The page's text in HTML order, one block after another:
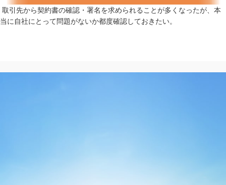
取引先から契約書の確認・署名を求められることが多くなったが、本
当に自社にとって問題がないか都度確認しておきたい。